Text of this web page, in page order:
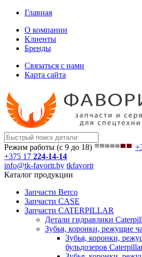
Главная
О компании
Клиенты
Бренды
Связаться с нами
Карта сайта
Режим работы (с 9 до 18)
+375 17 224-14-14
info@tk-favorit.by tkfavorit
Каталог продукции
Запчасти Berco
Запчасти CASE
Запчасти CATERPILLAR
Детали гидравлики
Зубья, коронки, режущие
Зубья, коронки,
бульдозеров